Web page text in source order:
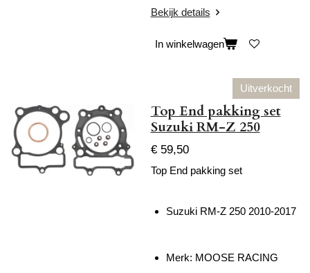
Bekijk details
In winkelwagen
Uitverkocht
Top End pakking set
Suzuki RM-Z 250
€ 59,50
Top End pakking set
Suzuki RM-Z 250 2010-2017
Merk: MOOSE RACING